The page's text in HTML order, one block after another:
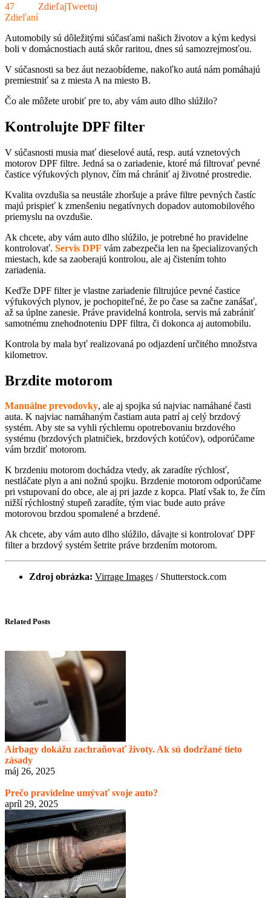
47
Zdieľaní
ZdieľajTweetuj
Automobily sú dôležitými súčasťami našich životov a kým kedysi
boli v domácnostiach autá skôr raritou, dnes sú samozrejmosťou.
V súčasnosti sa bez áut nezaobídeme, nakoľko autá nám pomáhajú
premiestniť sa z miesta A na miesto B.
Čo ale môžete urobiť pre to, aby vám auto dlho slúžilo?
Kontrolujte DPF filter
V súčasnosti musia mať dieselové autá, resp. autá vznetových
motorov DPF filtre. Jedná sa o zariadenie, ktoré má filtrovať pevné
častice výfukových plynov, čím má chrániť aj životné prostredie.
Kvalita ovzdušia sa neustále zhoršuje a práve filtre pevných častíc
majú prispieť k zmenšeniu negatívnych dopadov automobilového
priemyslu na ovzdušie.
Ak chcete, aby vám auto dlho slúžilo, je potrebné ho pravidelne
kontrolovať. Servis DPF vám zabezpečia len na špecializovaných
miestach, kde sa zaoberajú kontrolou, ale aj čistením tohto
zariadenia.
Keďže DPF filter je vlastne zariadenie filtrujúce pevné častice
výfukových plynov, je pochopiteľné, že po čase sa začne zanášať,
až sa úplne zanesie. Práve pravidelná kontrola, servis má zabrániť
samotnému znehodnoteniu DPF filtra, či dokonca aj automobilu.
Kontrola by mala byť realizovaná po odjazdení určitého množstva
kilometrov.
Brzdite motorom
Manuálne prevodovky, ale aj spojka sú najviac namáhané časti
auta. K najviac namáhaným častiam auta patrí aj celý brzdový
systém. Aby ste sa vyhli rýchlemu opotrebovaniu brzdového
systému (brzdových platničiek, brzdových kotúčov), odporúčame
vám brzdiť motorom.
K brzdeniu motorom dochádza vtedy, ak zaradíte rýchlosť,
nestláčate plyn a ani nožnú spojku. Brzdenie motorom odporúčame
pri vstupovaní do obce, ale aj pri jazde z kopca. Platí však to, že čím
nižší rýchlostný stupeň zaradíte, tým viac bude auto práve
motorovou brzdou spomalené a brzdené.
Ak chcete, aby vám auto dlho slúžilo, dávajte si kontrolovať DPF
filter a brzdový systém šetrite práve brzdením motorom.
Zdroj obrázka: Virrage Images / Shutterstock.com
Related Posts
Airbagy dokážu zachraňovať životy. Ak sú dodržané tieto
zásady
máj 26, 2025
Prečo pravidelne umývať svoje auto?
apríl 29, 2025